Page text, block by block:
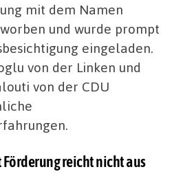
mit dem Namen
und wurde prompt
eingeladen.
von der Linken und
von der CDU
Förderung reicht nicht aus